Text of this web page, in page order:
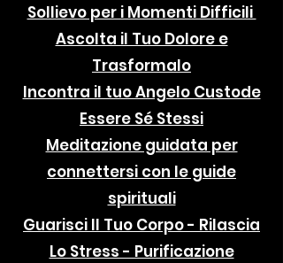
Sollievo per i Momenti Difficili
Ascolta il Tuo Dolore e
Trasformalo
Incontra il tuo Angelo Custode
Essere Sé Stessi
Meditazione guidata per
connettersi con le guide
spirituali
Guarisci Il Tuo Corpo - Rilascia
Lo Stress - Purificazione